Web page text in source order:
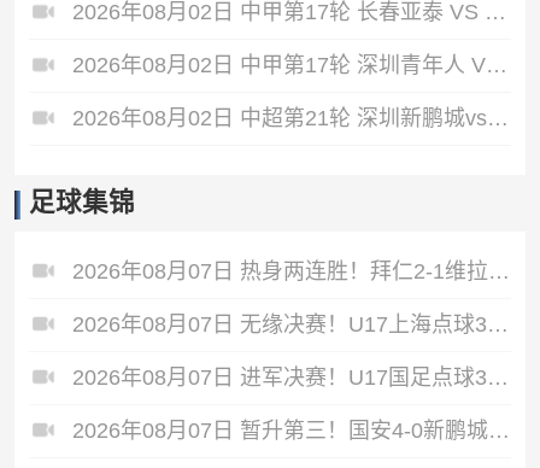
2026年08月02日 中甲第17轮 长春亚泰 VS 石家庄功夫 全场录像
2026年08月02日 中甲第17轮 深圳青年人 VS 无锡吴钩 全场录像
2026年08月02日 中超第21轮 深圳新鹏城vs重庆铜梁龙 全场录像
足球集锦
2026年08月07日 热身两连胜！拜仁2-1维拉 金玟哉戈麦斯破门迪亚斯替补建功
2026年08月07日 无缘决赛！U17上海点球3-4枪手U17 李秋甫、李文博失点王启戎扑点
2026年08月07日 进军决赛！U17国足点球3-1河床U17将战阿森纳 江宇涵替补两扑点
2026年08月07日 暂升第三！国安4-0新鹏城7轮不败 张玉宁传射达万双响法比奥破门